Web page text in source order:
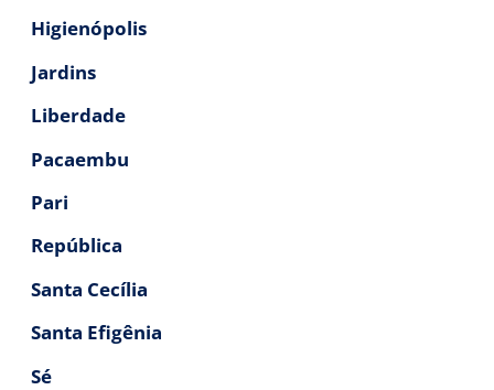
Higienópolis
Jardins
Liberdade
Pacaembu
Pari
República
Santa Cecília
Santa Efigênia
Sé